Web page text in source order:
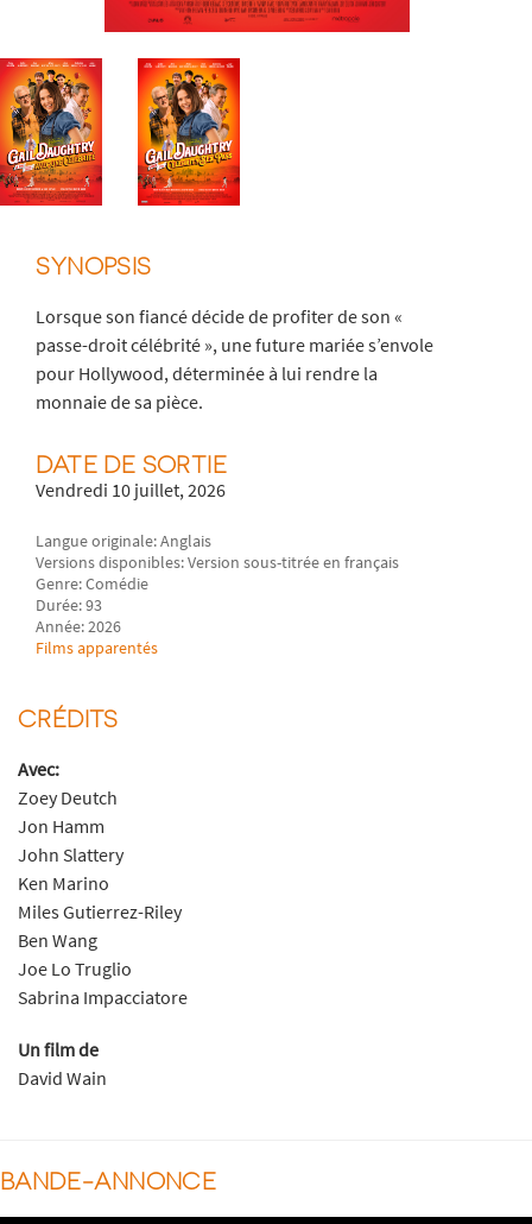
SYNOPSIS
Lorsque son fiancé décide de profiter de son «
passe-droit célébrité », une future mariée s’envole
pour Hollywood, déterminée à lui rendre la
monnaie de sa pièce.
DATE DE SORTIE
Vendredi 10 juillet, 2026
Langue originale: Anglais
Versions disponibles: Version sous-titrée en français
Genre: Comédie
Durée: 93
Année: 2026
Films apparentés
CRÉDITS
Avec:
Zoey Deutch
Jon Hamm
John Slattery
Ken Marino
Miles Gutierrez-Riley
Ben Wang
Joe Lo Truglio
Sabrina Impacciatore
Un film de
David Wain
BANDE-ANNONCE